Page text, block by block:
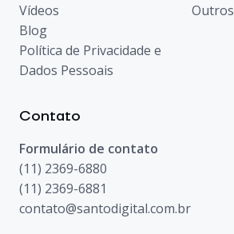
Vídeos
Blog
Política de Privacidade e
Dados Pessoais
Outros
Contato
Formulário de contato
(11) 2369-6880
(11) 2369-6881
contato@santodigital.com.br